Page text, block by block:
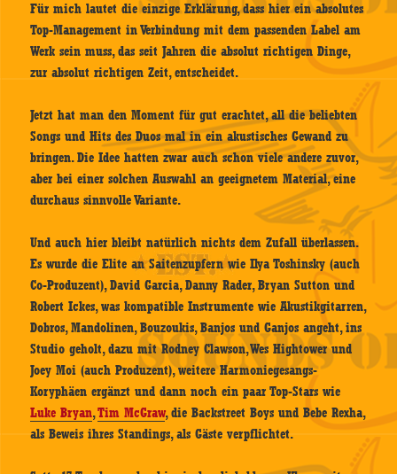
Für mich lautet die einzige Erklärung, dass hier ein absolutes
Top-Management in Verbindung mit dem passenden Label am
Werk sein muss, das seit Jahren die absolut richtigen Dinge,
zur absolut richtigen Zeit, entscheidet.
Jetzt hat man den Moment für gut erachtet, all die beliebten
Songs und Hits des Duos mal in ein akustisches Gewand zu
bringen. Die Idee hatten zwar auch schon viele andere zuvor,
aber bei einer solchen Auswahl an geeignetem Material, eine
durchaus sinnvolle Variante.
Und auch hier bleibt natürlich nichts dem Zufall überlassen.
Es wurde die Elite an Saitenzupfern wie Ilya Toshinsky (auch
Co-Produzent), David Garcia, Danny Rader, Bryan Sutton und
Robert Ickes, was kompatible Instrumente wie Akustikgitarren,
Dobros, Mandolinen, Bouzoukis, Banjos und Ganjos angeht, ins
Studio geholt, dazu mit Rodney Clawson, Wes Hightower und
Joey Moi (auch Produzent), weitere Harmoniegesangs-
Koryphäen ergänzt und dann noch ein paar Top-Stars wie
Luke Bryan,Tim McGraw, die Backstreet Boys und Bebe Rexha,
als Beweis ihres Standings, als Gäste verpflichtet.